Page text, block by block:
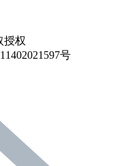
授权
号